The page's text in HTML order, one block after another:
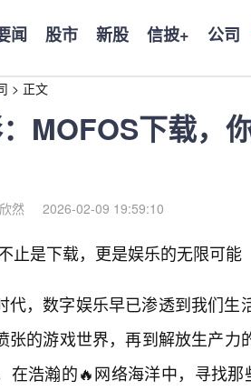
闻 股市 新股 信披+ 公司
> 正文
MOFOS下载，
然 2026-02-09 19:59:10
是下载，更是娱乐的无限可能
代，数字娱乐早已渗透到我们生
张的游戏世界，再到解放生产力
在浩瀚的🔥网络海洋中，寻找那